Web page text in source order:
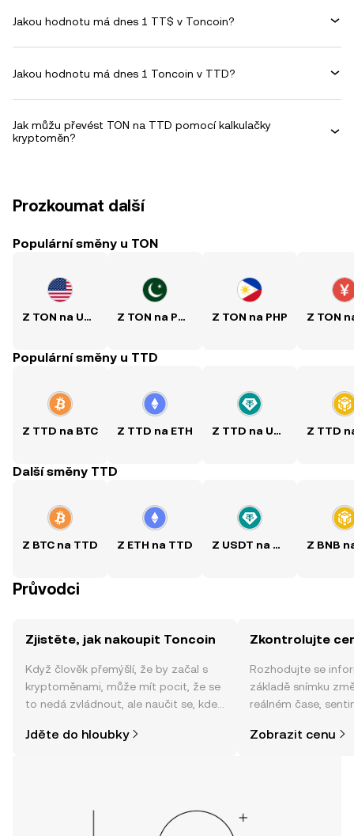
Jakou hodnotu má dnes 1 TT$ v Toncoin?
Jakou hodnotu má dnes 1 Toncoin v TTD?
Jak můžu převést TON na TTD pomocí kalkulačky
kryptoměn?
Prozkoumat další
Populární směny u TON
Z TON na USD Z TON na PKR Z TON na PHP
Populární směny u TTD
Z TTD na BTC Z TTD na ETH Z TTD na USDT
Další směny TTD
Z BTC na TTD Z ETH na TTD Z USDT na TTD
Průvodci
Zjistěte, jak nakoupit Toncoin
Když člověk přemýšlí, že by začal s
kryptoměnami, může mít pocit, že se
to nedá zvládnout, ale naučit se, kde
jednodušší, než si myslíte. Odstartujte
Jděte do hloubky
Zkontrolujte
Rozhodujte se
základě snímku
reálném čase,
Zobrazit cenu